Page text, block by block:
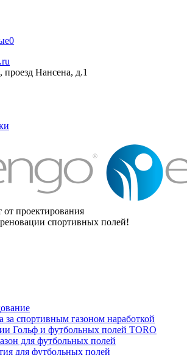
0
проезд Нансена, д.1
проектирования
реновации спортивных полей!
за спортивным газоном наработкой
Гольф и футбольных полей TORO
для футбольных полей
для футбольных полей